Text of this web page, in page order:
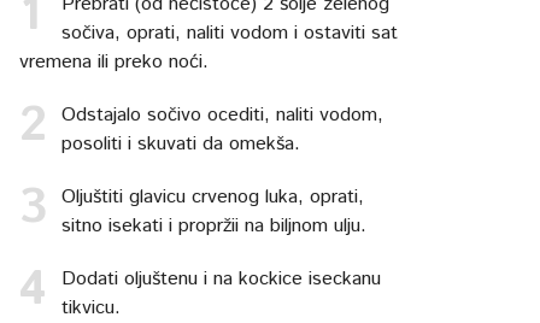
sočiva, oprati, naliti vodom i ostaviti sat
vremena ili preko noći.
Odstajalo sočivo ocediti, naliti vodom,
posoliti i skuvati da omekša.
Oljuštiti glavicu crvenog luka, oprati,
sitno isekati i propržii na biljnom ulju.
Dodati oljuštenu i na kockice iseckanu
tikvicu.